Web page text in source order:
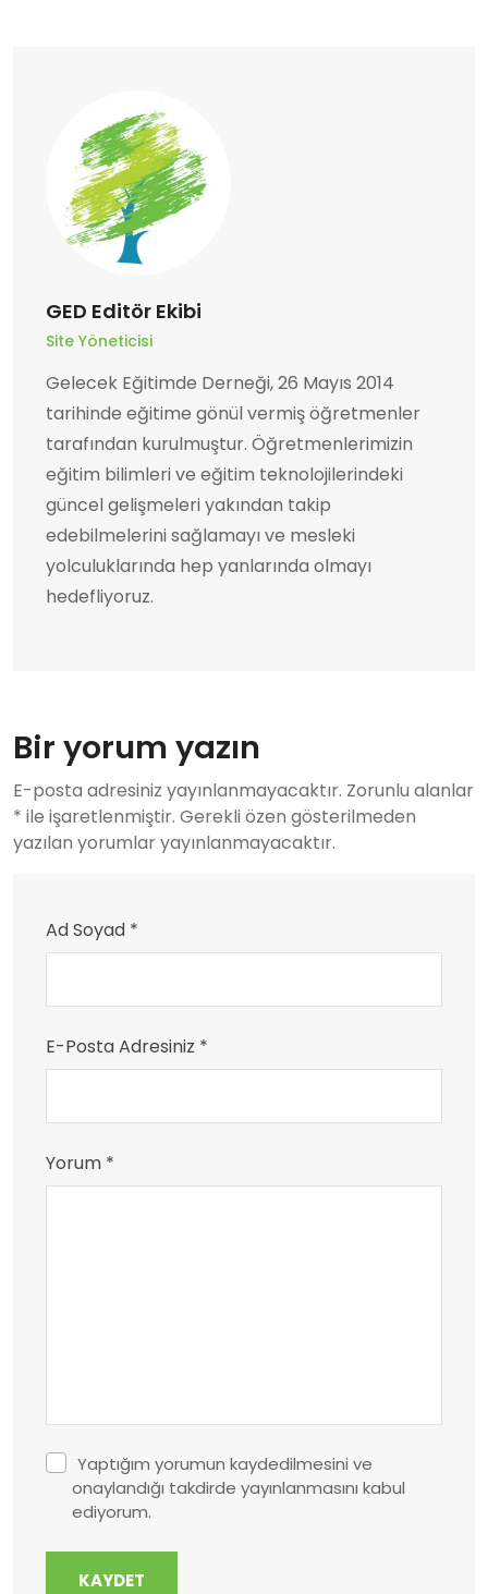
GED Editör Ekibi
Site Yöneticisi
Gelecek Eğitimde Derneği, 26 Mayıs 2014
tarihinde eğitime gönül vermiş öğretmenler
tarafından kurulmuştur. Öğretmenlerimizin
eğitim bilimleri ve eğitim teknolojilerindeki
güncel gelişmeleri yakından takip
edebilmelerini sağlamayı ve mesleki
yolculuklarında hep yanlarında olmayı
hedefliyoruz.
Bir yorum yazın
E-posta adresiniz yayınlanmayacaktır. Zorunlu alanlar
* ile işaretlenmiştir. Gerekli özen gösterilmeden
yazılan yorumlar yayınlanmayacaktır.
Ad Soyad *
E-Posta Adresiniz *
Yorum *
Yaptığım yorumun kaydedilmesini ve
onaylandığı takdirde yayınlanmasını kabul
ediyorum.
KAYDET